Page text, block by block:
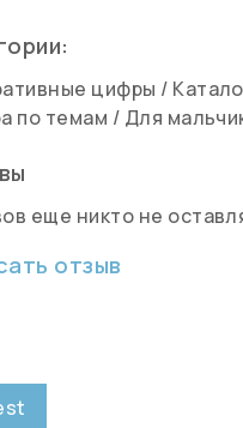
цифры /
по темам / Для
еще никто не
отзыв